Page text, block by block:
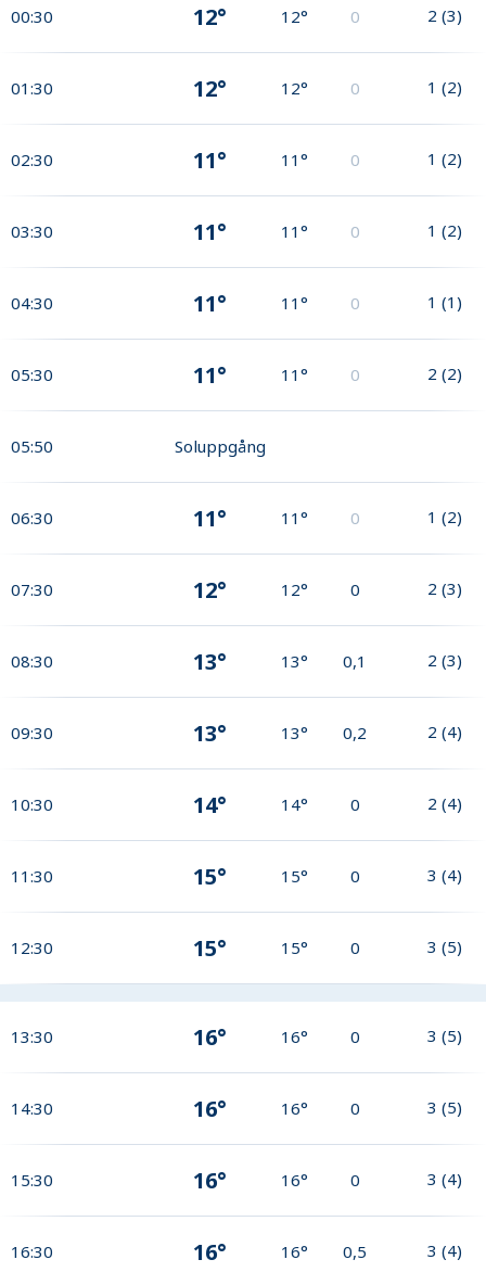
00:30 12° 12° 0 2 (3)
01:30 12° 12° 0 1 (2)
02:30 11° 11° 0 1 (2)
03:30 11° 11° 0 1 (2)
04:30 11° 11° 0 1 (1)
05:30 11° 11° 0 2 (2)
05:50 Soluppgång
06:30 11° 11° 0 1 (2)
07:30 12° 12° 0 2 (3)
08:30 13° 13° 0,1 2 (3)
09:30 13° 13° 0,2 2 (4)
10:30 14° 14° 0 2 (4)
11:30 15° 15° 0 3 (4)
12:30 15° 15° 0 3 (5)
13:30 16° 16° 0 3 (5)
14:30 16° 16° 0 3 (5)
15:30 16° 16° 0 3 (4)
16:30 16° 16° 0,5 3 (4)